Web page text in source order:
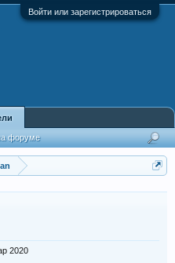
Войти или зарегистрироваться
2020
форуме
профиля